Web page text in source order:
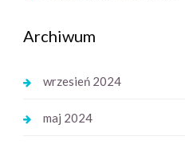
Archiwum
wrzesień 2024
maj 2024